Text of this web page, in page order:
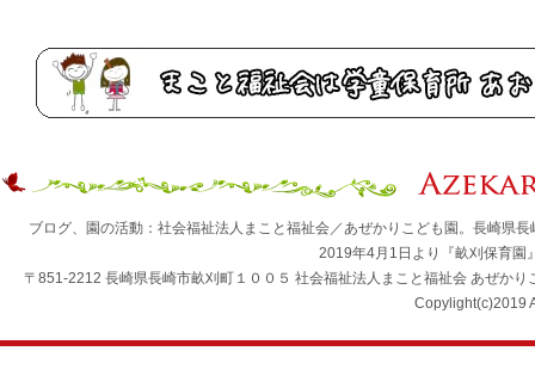
ブログ、園の活動：社会福祉法人まこと福祉会／あぜかりこども園。長崎
2019年4月1日より『畝刈保育園
〒851-2212 長崎県長崎市畝刈町１００５ 社会福祉法人まこと福祉会 あぜ
Copylight(c)2019